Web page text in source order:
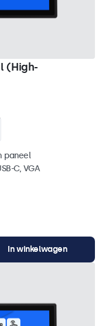
(High-
paneel
C, VGA
In winkelwagen